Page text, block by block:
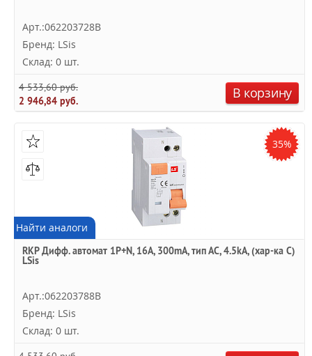
Арт.:062203728B
Бренд: LSis
Склад: 0 шт.
4 533,60 руб.
2 946,84 руб.
В корзину
35%
Найти аналоги
RKP Дифф. автомат 1P+N, 16A, 300mA, тип АC, 4.5kA, (хар-ка C)
LSis
Арт.:062203788B
Бренд: LSis
Склад: 0 шт.